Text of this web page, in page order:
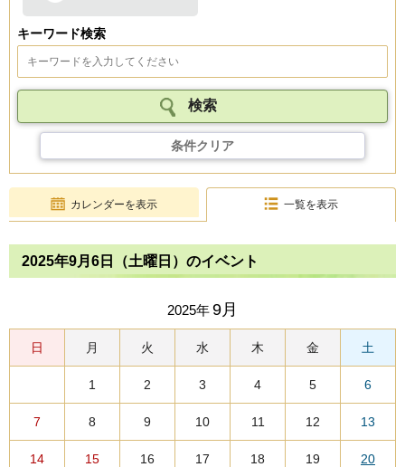
キーワード検索
条件クリア
カレンダーを表示 一覧を表示
2025年9月6日（土曜日）のイベント
2025年9月
日 月 火 水 木 金 土
1 2 3 4 5 6
7 8 9 10 11 12 13
14 15 16 17 18 19 20